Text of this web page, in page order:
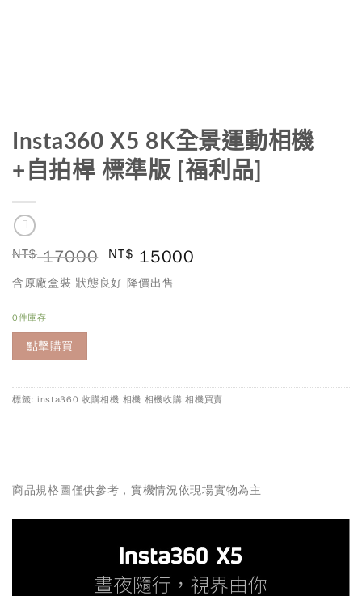
Insta360 X5 8K全景運動相機
+自拍桿 標準版 [福利品]
NT$17000 NT$ 15000
含原廠盒裝 狀態良好 降價出售
0件庫存
點擊購買
標籤: insta360 收購相機 相機 相機收購 相機買賣
商品規格圖僅供參考，實機情況依現場實物為主